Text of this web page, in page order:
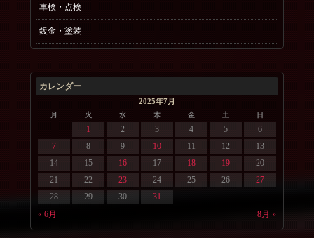
車検・点検
鈑金・塗装
カレンダー
2025年7月
月 火 水 木 金 土 日
« 6月 8月 »
1 2 3 4 5
6
7
8 9 10 11 12
13
14
15 16 17 18 19
20
21
22 23 24 25 26
27
28
29 30 31